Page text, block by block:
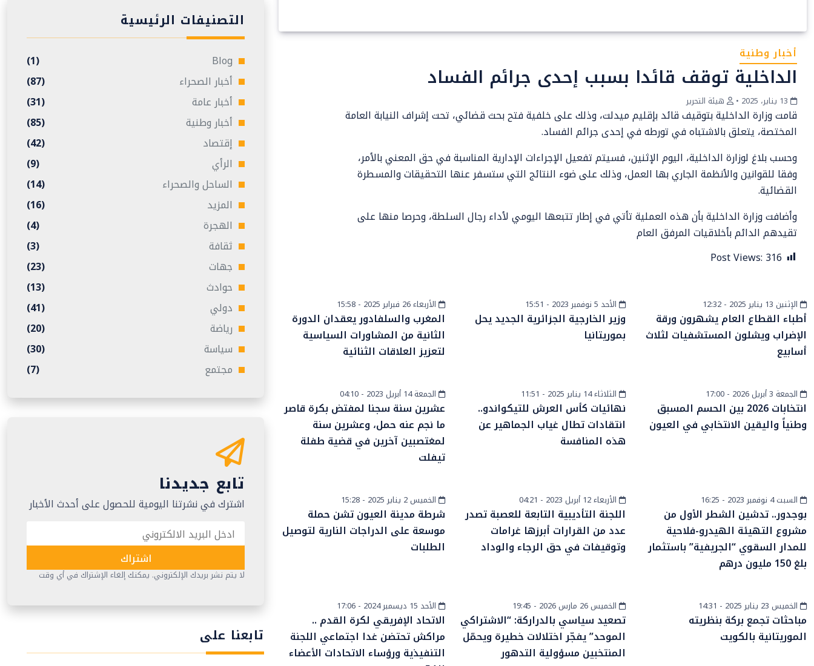
أخبار وطنية
الداخلية توقف قائدا بسبب إحدى جرائم الفساد
• هيئة التحرير
قامت وزارة الداخلية بتوقيف قائد بإقليم ميدلت، وذلك على خلفية فتح بحث قضائي، تحت إشراف النيابة العامة
المختصة، يتعلق بالاشتباه في تورطه في إحدى جرائم الفساد.
وحسب بلاغ لوزارة الداخلية، اليوم الإثنين، فسيتم تفعيل الإجراءات الإدارية المناسبة في حق المعني بالأمر،
وفقا للقوانين والأنظمة الجاري بها العمل، وذلك على ضوء النتائج التي ستسفر عنها التحقيقات والمسطرة
القضائية.
وأضافت وزارة الداخلية بأن هذه العملية تأتي في إطار تتبعها اليومي لأداء رجال السلطة، وحرصا منها على
تقيدهم الدائم بأخلاقيات المرفق العام
Post Views: 316
أخبار وطنيةالإثنين 13 يناير 2025 - 12:32
أطباء القطاع العام يشهرون ورقة
الإضراب ويشلون المستشفيات لثلاث
أسابيع
الساحل والصحراءالأحد 5 نوفمبر 2023 - 15:51
وزير الخارجية الجزائرية الجديد يحل
بموريتانيا
دولي
الأربعاء 26 فبراير 2025 - 15:58
المغرب والسلفادور يعقدان الدورة
الثانية من المشاورات السياسية
لتعزيز العلاقات الثنائية
الرأي
الجمعة 3 أبريل 2026 - 17:00
انتخابات 2026 بين الحسم المسبق
وطنياً واليقين الانتخابي في العيون
أخبار وطنيةالثلاثاء 14 يناير 2025 - 11:51
نهائيات كأس العرش للتيكواندو..
انتقادات تطال غياب الجماهير عن
هذه المنافسة
المزيد
الجمعة 14 أبريل 2023 - 04:10
عشرين سنة سجنا لمفتض بكرة قاصر
ما نجم عنه حمل، وعشرين سنة
لمغتصبين آخرين في قضية طفلة
تيفلت
أخبار الصحراءالسبت 4 نوفمبر 2023 - 16:25
بوجدور.. تدشين الشطر الأول من
مشروع التهيئة الهيدرو-فلاحية
للمدار السقوي “الجريفية” باستثمار
بلغ 150 مليون درهم
رياضة
الأربعاء 12 أبريل 2023 - 04:21
اللجنة التأديبية التابعة للعصبة تصدر
عدد من القرارات أبرزها غرامات
وتوقيفات في حق الرجاء والوداد
أخبار الصحراء
الخميس 2 يناير 2025 - 15:28
شرطة مدينة العيون تشن حملة
موسعة على الدراجات النارية لتوصيل
الطلبات
دولي
الخميس 23 يناير 2025 - 14:31
مباحثات تجمع بركة بنظريته
الموريتانية بالكويت
جهات
الخميس 26 مارس 2026 - 19:45
تصعيد سياسي بالدراركة: “الاشتراكي
الموحد” يفجّر اختلالات خطيرة ويحمّل
المنتخبين مسؤولية التدهور
رياضةالأحد 15 ديسمبر 2024 - 17:06
الاتحاد الإفريقي لكرة القدم ..
مراكش تحتضن غدا اجتماعي اللجنة
التنفيذية ورؤساء الاتحادات الأعضاء
التصنيفات الرئيسية
Blog
(1)
أخبار الصحراء
(87)
أخبار عامة
(31)
أخبار وطنية
(85)
إقتصاد
(42)
الرأي
(9)
الساحل والصحراء
(14)
المزيد
(16)
الهجرة
(4)
ثقافة
(3)
جهات
(23)
حوادث
(13)
دولي
(41)
رياضة
(20)
سياسة
(30)
مجتمع
(7)
تابع جديدنا
اشترك في نشرتنا اليومية للحصول على أحدث الأخبار
اشتراك
لا يتم نشر بريدك الإلكتروني. يمكنك إلغاء الإشتراك في أي وقت
تابعنا على